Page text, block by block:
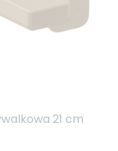
21 cm